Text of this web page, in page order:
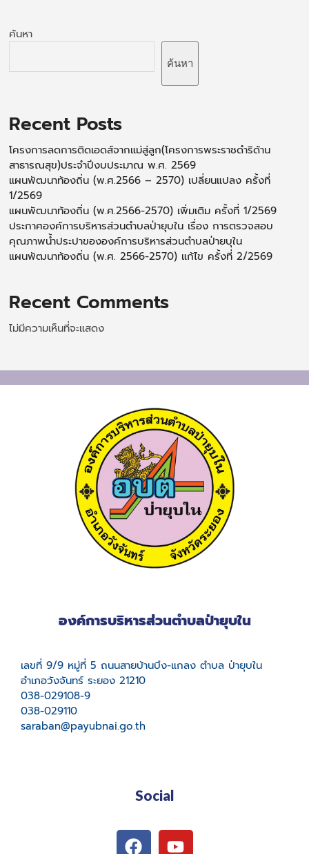
ค้นหา
ค้นหา
Recent Posts
โครงการลดการติดเอดส์จากแม่สู่ลูก(โครงการพระราชดำริด้าน
สาธารณสุข)ประจำปีงบประมาณ พ.ศ. 2569
แผนพัฒนาท้องถิ่น (พ.ศ.2566 – 2570) เปลี่ยนแปลง ครั้งที่
1/2569
แผนพัฒนาท้องถิ่น (พ.ศ.2566-2570) เพิ่มเติม ครั้งที่ 1/2569
ประกาศองค์การบริหารส่วนตำบลป่ายุบใน เรื่อง การตรวจสอบ
คุณภาพน้ำประปาขององค์การบริหารส่วนตำบลป่ายบุใน
แผนพัฒนาท้องถิ่น (พ.ศ. 2566-2570) แก้ไข ครั้งที่ 2/2569
Recent Comments
ไม่มีความเห็นที่จะแสดง
องค์การบริหารส่วนตำบลป่ายุบใน
เลขที่ 9/9 หมู่ที่ 5 ถนนสายบ้านบึง-แกลง ตำบล ป่ายุบใน
อำเภอวังจันทร์ ระยอง 21210
038-029108-9
038-029110
saraban@payubnai.go.th
Social